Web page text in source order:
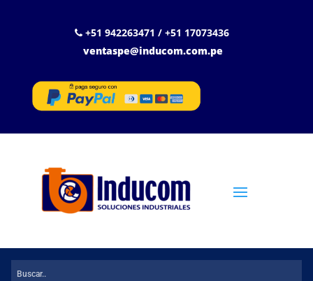
+51 942263471 / +51 17073436
ventaspe@inducom.com.pe